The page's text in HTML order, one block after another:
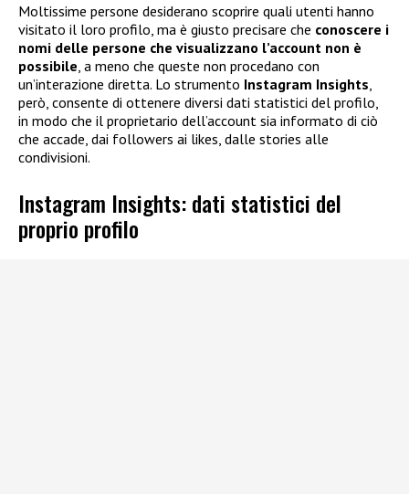
Moltissime persone desiderano scoprire quali utenti hanno
visitato il loro profilo, ma è giusto precisare che conoscere i
nomi delle persone che visualizzano l’account non è
possibile , a meno che queste non procedano con
un’interazione diretta. Lo strumento Instagram Insights
però, consente di ottenere diversi dati statistici del profilo,
in modo che il proprietario dell’account sia informato di ciò
che accade, dai followers ai likes, dalle stories alle
condivisioni.
Instagram Insights: dati statistici del
proprio profilo